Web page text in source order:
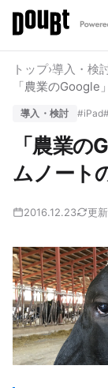
トップ›導入・検
「農業のGoogle
導入・検討 #iPad
「農業
ムノート
2016.12.23 更